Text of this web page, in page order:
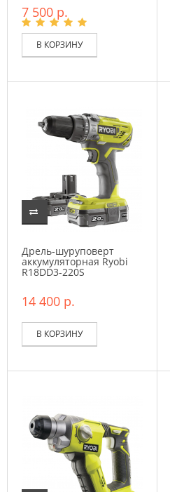
7 500 р.
В КОРЗИНУ
Дрель-шуруповерт
аккумуляторная Ryobi
R18DD3-220S
14 400 р.
В КОРЗИНУ